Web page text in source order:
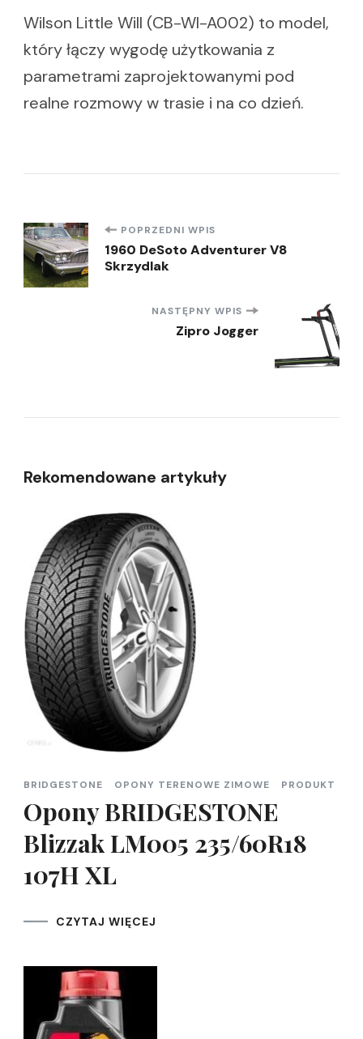
Wilson Little Will (CB-WI-A002) to model,
który łączy wygodę użytkowania z
parametrami zaprojektowanymi pod
realne rozmowy w trasie i na co dzień.
Nawigacja
wpisu
POPRZEDNI WPIS
1960 DeSoto Adventurer V8
Skrzydlak
NASTĘPNY WPIS
Zipro Jogger
Rekomendowane artykuły
BRIDGESTONE OPONY TERENOWE ZIMOWE PRODUKT
Opony BRIDGESTONE
Blizzak LM005 235/60R18
107H XL
CZYTAJ WIĘCEJ